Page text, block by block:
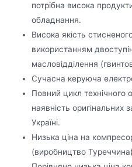
потрібна висока
обладнання.
Висока якість
використанням
масловідділення
Сучасна керуюча
Повний цикл технічного
наявність оригінальних
Україні.
Низька ціна на
(виробництво